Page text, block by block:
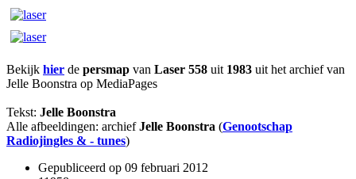
Bekijk hier de persmap van Laser 558 uit 1983 uit het archief van
Jelle Boonstra op MediaPages
Tekst: Jelle Boonstra
Alle afbeeldingen: archiefJelle Boonstra (Genootschap
Radiojingles & - tunes)
Gepubliceerd op 09 februari 2012